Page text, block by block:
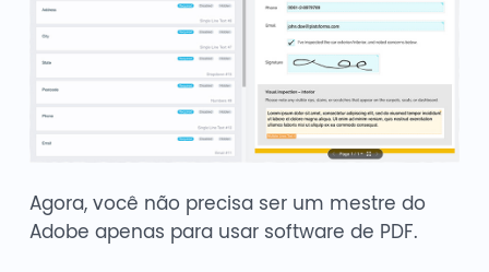
Agora, você não precisa ser um mestre do
Adobe apenas para usar software de PDF.